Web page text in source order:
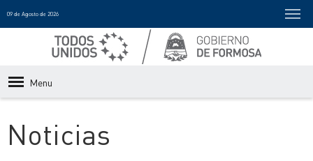
09 de Agosto de 2026
Menu
Noticias